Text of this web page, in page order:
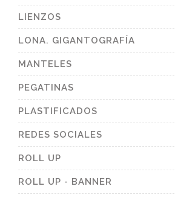
LIENZOS
LONA. GIGANTOGRAFÍA
MANTELES
PEGATINAS
PLASTIFICADOS
REDES SOCIALES
ROLL UP
ROLL UP - BANNER